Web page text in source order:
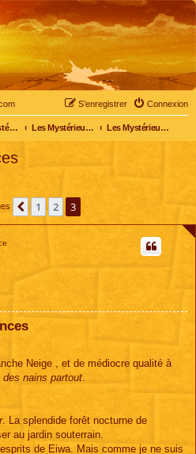
Connexion
S’enregistrer
Forum Les Mystérieuses Cités d'Or Les Mystérieuses Cités d'Or Les Mystérieuses Cités d'Or : saison 2 (2013)
Précédente
1 2 3
Neige , et de médiocre qualité à
nains partout.
. La splendide forêt nocturne de
au jardin souterrain.
de Eiwa. Mais comme je ne suis